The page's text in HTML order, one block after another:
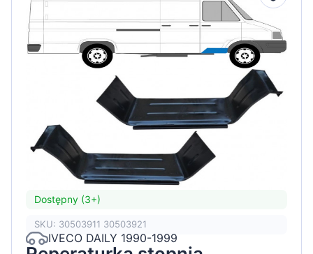
Dostępny (3+)
SKU: 30503911 30503921
IVECO DAILY 1990-1999